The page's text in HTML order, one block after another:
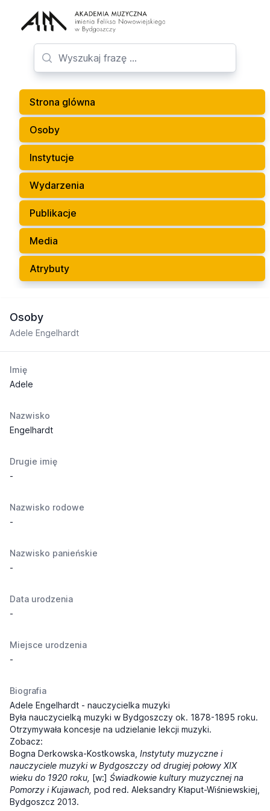
Strona glówna
Osoby
Instytucje
Wydarzenia
Publikacje
Media
Atrybuty
Osoby
Adele Engelhardt
Imię
Adele
Nazwisko
Engelhardt
Drugie imię
-
Nazwisko rodowe
-
Nazwisko panieńskie
-
Data urodzenia
-
Miejsce urodzenia
-
Biografia
Adele Engelhardt - nauczycielka muzyki
Była nauczycielką muzyki w Bydgoszczy ok. 1878-1895 roku.
Otrzymywała koncesje na udzielanie lekcji muzyki.
Zobacz:
Bogna Derkowska-Kostkowska, Instytuty muzyczne i
nauczyciele muzyki w Bydgoszczy od drugiej połowy XIX
wieku do 1920 roku, [w:] Świadkowie kultury muzycznej na
Pomorzy i Kujawach, pod red. Aleksandry Kłaput-Wiśniewskiej,
Bydgoszcz 2013.